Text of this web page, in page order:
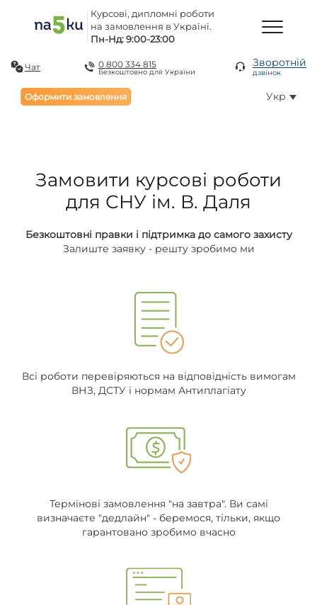
Курсові, дипломні роботи
на замовлення в Україні.
Пн-Нд: 9:00-23:00
Чат 0 800 334 815
Безкоштовно для України
Зворотній
дзвінок
Оформити замовлення Укр
Замовити курсові роботи
для СНУ ім. В. Даля
Безкоштовні правки і підтримка до самого захисту
Залиште заявку - решту зробимо ми
Всі роботи перевіряються на відповідність вимогам
ВНЗ, ДСТУ і нормам Антиплагіату
Термінові замовлення "на завтра". Ви самі
визначаєте "дедлайн" - беремося, тільки, якщо
гарантовано зробимо вчасно